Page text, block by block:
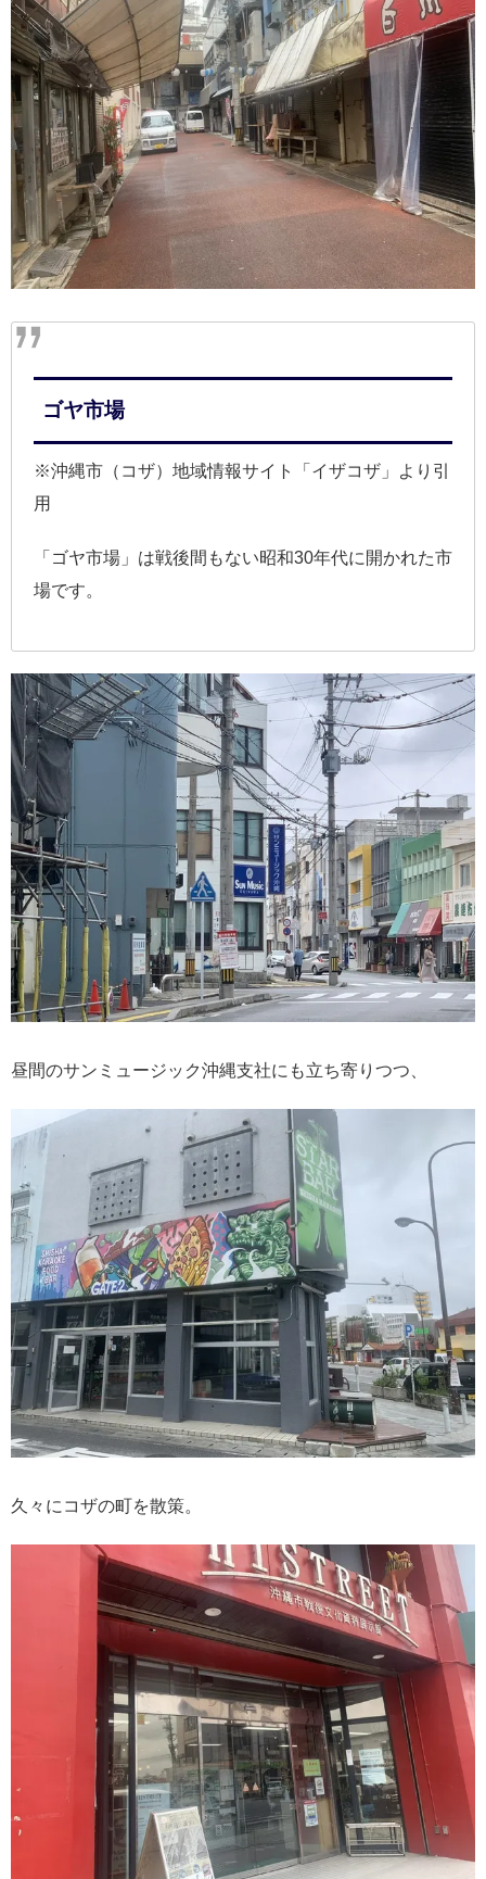
ゴヤ市場
※沖縄市（コザ）地域情報サイト「イザコザ」より引
用
「ゴヤ市場」は戦後間もない昭和30年代に開かれた市
場です。
昼間のサンミュージック沖縄支社にも立ち寄りつつ、
久々にコザの町を散策。